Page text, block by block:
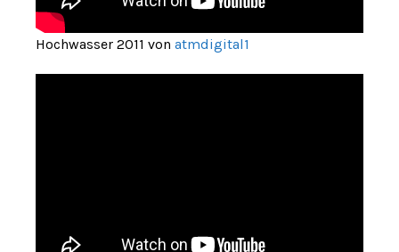
Hochwasser 2011 von atmdigital1